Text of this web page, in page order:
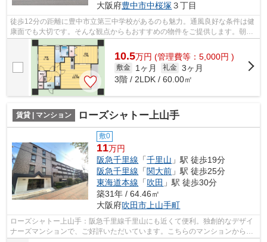
大阪府豊中市中桜塚 ３丁目
徒歩12分の距離に豊中市立第三中学校があるのも魅力。通風良好な条件は健
康面でも大切です。そんな観点からもおすすめの物件をご提供します。朝に
慌てることなく行動するために駅から...
10.5万円 (管理費等：5,000円 )
敷金 1ヶ月 礼金 3ヶ月
3階 / 2LDK / 60.00㎡
賃貸 | マンション ローズシャトー上山手
敷0
11万円
阪急千里線 「千里山 」駅 徒歩19分
阪急千里線 「関大前 」駅 徒歩25分
東海道本線 「吹田 」駅 徒歩30分
築31年 / 64.46㎡
大阪府吹田市 上山手町
ローズシャトー上山手：阪急千里線千里山にも近くて便利。独創的なデザイ
ナーズマンションで、ご好評いただいています。こちらのマンションからは